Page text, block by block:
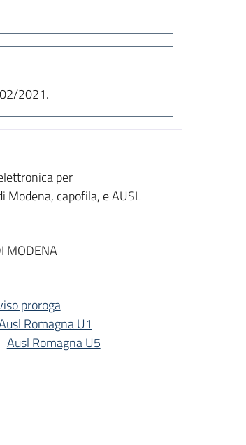
2021.
per
Modena, capofila, e AUSL
MODENA
proroga
Romagna U1
Ausl Romagna U5